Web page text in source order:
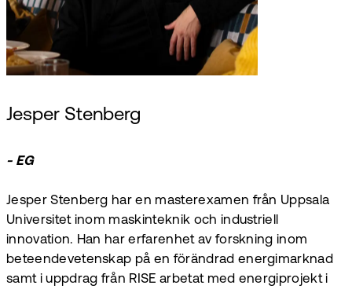
Jesper Stenberg
- EG
Jesper Stenberg har en masterexamen från Uppsala
Universitet inom maskinteknik och industriell
innovation. Han har erfarenhet av forskning inom
beteendevetenskap på en förändrad energimarknad
samt i uppdrag från RISE arbetat med energiprojekt i